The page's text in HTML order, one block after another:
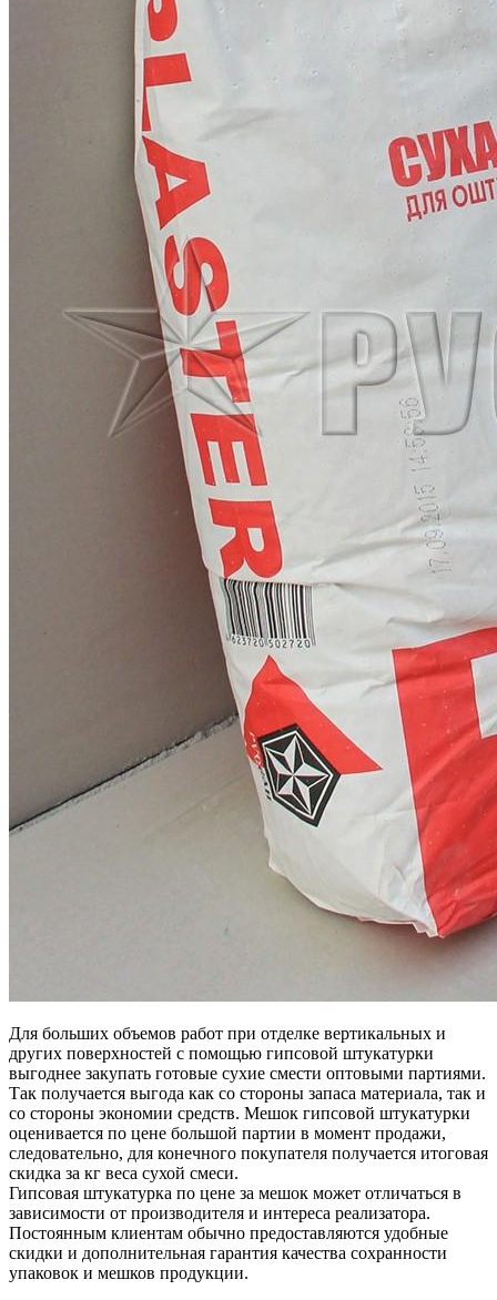
Для больших объемов работ при отделке вертикальных и
других поверхностей с помощью гипсовой штукатурки
выгоднее закупать готовые сухие смести оптовыми партиями.
Так получается выгода как со стороны запаса материала, так и
со стороны экономии средств. Мешок гипсовой штукатурки
оценивается по цене большой партии в момент продажи,
следовательно, для конечного покупателя получается итоговая
скидка за кг веса сухой смеси.
Гипсовая штукатурка по цене за мешок может отличаться в
зависимости от производителя и интереса реализатора.
Постоянным клиентам обычно предоставляются удобные
скидки и дополнительная гарантия качества сохранности
упаковок и мешков продукции.